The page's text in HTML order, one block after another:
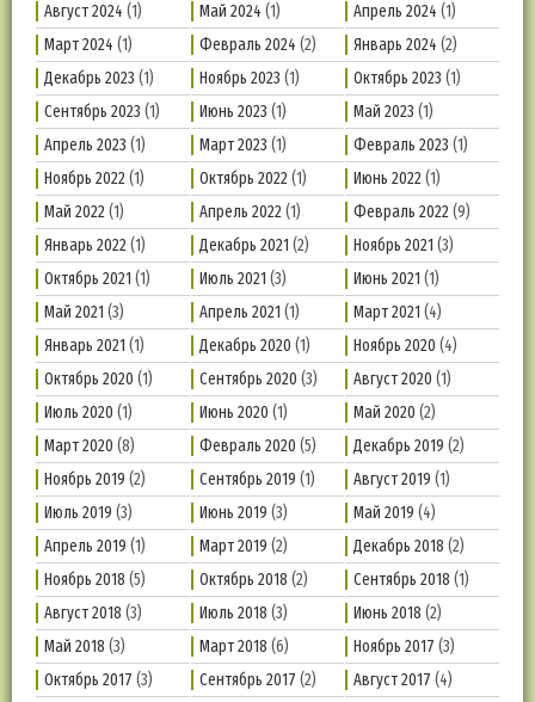
Август 2024 (1) Май 2024 (1) Апрель 2024 (1)
Март 2024 (1) Февраль 2024 (2) Январь 2024 (2)
Декабрь 2023 (1) Ноябрь 2023 (1) Октябрь 2023 (1)
Сентябрь 2023 (1) Июнь 2023 (1) Май 2023 (1)
Апрель 2023 (1) Март 2023 (1) Февраль 2023 (1)
Ноябрь 2022(1) Октябрь 2022(1) Июнь 2022(1)
Май 2022(1) Апрель 2022(1) Февраль 2022(9)
Январь 2022(1) Декабрь 2021 (2) Ноябрь 2021 (3)
Октябрь 2021 (1) Июль 2021 (3) Июнь 2021 (1)
Май 2021 (3) Апрель 2021 (1) Март 2021 (4)
Январь 2021 (1) Декабрь 2020 (1) Ноябрь 2020 (4)
Октябрь 2020 (1) Сентябрь 2020 (3) Август 2020 (1)
Июль 2020 (1) Июнь 2020 (1) Май 2020 (2)
Март 2020 (8) Февраль 2020 (5) Декабрь 2019 (2)
Ноябрь 2019 (2) Сентябрь 2019 (1) Август 2019 (1)
Июль 2019 (3) Июнь 2019 (3) Май 2019 (4)
Апрель 2019 (1) Март 2019 (2) Декабрь 2018 (2)
Ноябрь 2018 (5) Октябрь 2018 (2) Сентябрь 2018 (1)
Август 2018 (3) Июль 2018 (3) Июнь 2018 (2)
Май 2018 (3) Март 2018 (6) Ноябрь 2017 (3)
Октябрь 2017 (3) Сентябрь 2017 (2) Август 2017 (4)